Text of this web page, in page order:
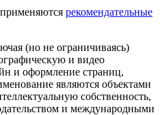
рекомендательные
(но не ограничиваясь)
и видео
и оформление страниц,
являются объектами
собственность,
и международными